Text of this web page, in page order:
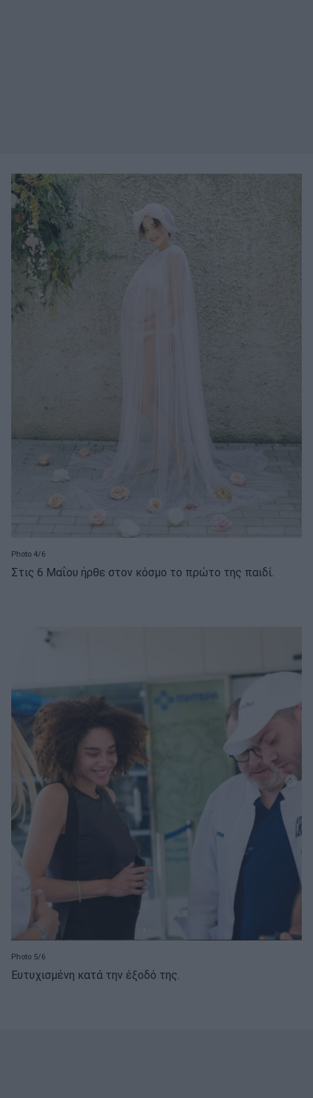
Photo 4/6
Στις 6 Μαΐου ήρθε στον κόσμο το πρώτο της παιδί.
Photo 5/6
Ευτυχισμένη κατά την έξοδό της.